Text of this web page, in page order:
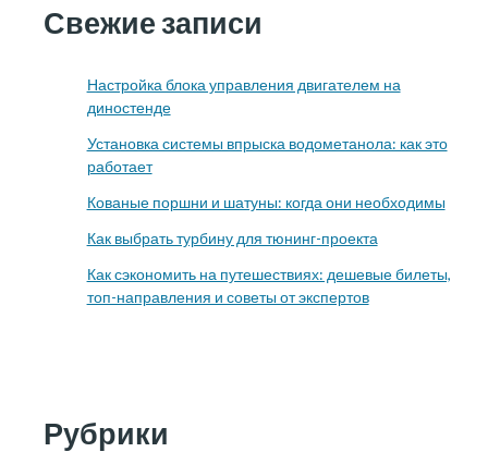
Свежие записи
Настройка блока управления двигателем на
диностенде
Установка системы впрыска водометанола: как это
работает
Кованые поршни и шатуны: когда они необходимы
Как выбрать турбину для тюнинг-проекта
Как сэкономить на путешествиях: дешевые билеты,
топ-направления и советы от экспертов
Рубрики